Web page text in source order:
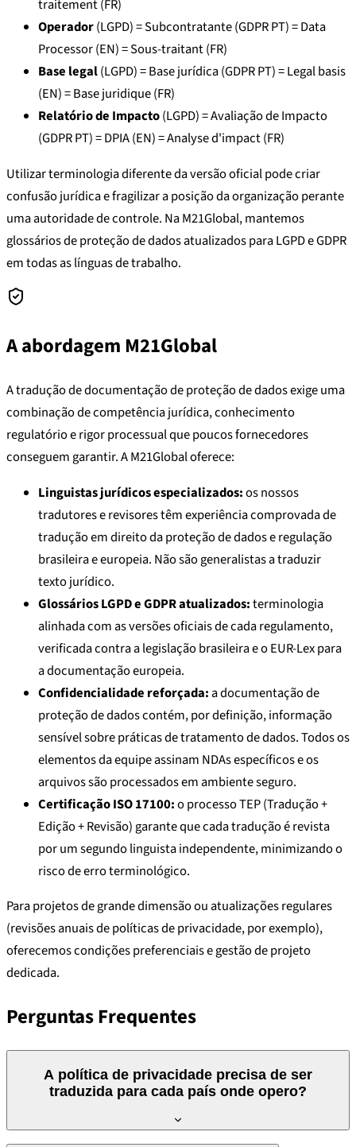
traitement (FR)
Operador(LGPD) = Subcontratante (GDPR PT) = Data
Processor (EN) = Sous-traitant (FR)
Base legal(LGPD) = Base jurídica (GDPR PT) = Legal basis
(EN) = Base juridique (FR)
Relatório de Impacto(LGPD) = Avaliação de Impacto
(GDPR PT) = DPIA (EN) = Analyse d'impact (FR)
Utilizar terminologia diferente da versão oficial pode criar
confusão jurídica e fragilizar a posição da organização perante
uma autoridade de controle. Na M21Global, mantemos
glossários de proteção de dados atualizados para LGPD e GDPR
em todas as línguas de trabalho.
A abordagem M21Global
A tradução de documentação de proteção de dados exige uma
combinação de competência jurídica, conhecimento
regulatório e rigor processual que poucos fornecedores
conseguem garantir. A M21Global oferece:
Linguistas jurídicos especializados:os nossos
tradutores e revisores têm experiência comprovada de
tradução em direito da proteção de dados e regulação
brasileira e europeia. Não são generalistas a traduzir
texto jurídico.
Glossários LGPD e GDPR atualizados:terminologia
alinhada com as versões oficiais de cada regulamento,
verificada contra a legislação brasileira e o EUR-Lex para
a documentação europeia.
Confidencialidade reforçada:a documentação de
proteção de dados contém, por definição, informação
sensível sobre práticas de tratamento de dados. Todos os
elementos da equipe assinam NDAs específicos e os
arquivos são processados em ambiente seguro.
Certificação ISO 17100:o processo TEP (Tradução +
Edição + Revisão) garante que cada tradução é revista
por um segundo linguista independente, minimizando o
risco de erro terminológico.
Para projetos de grande dimensão ou atualizações regulares
(revisões anuais de políticas de privacidade, por exemplo),
oferecemos condições preferenciais e gestão de projeto
dedicada.
Perguntas Frequentes
A política de privacidade precisa de ser
traduzida para cada país onde opero?